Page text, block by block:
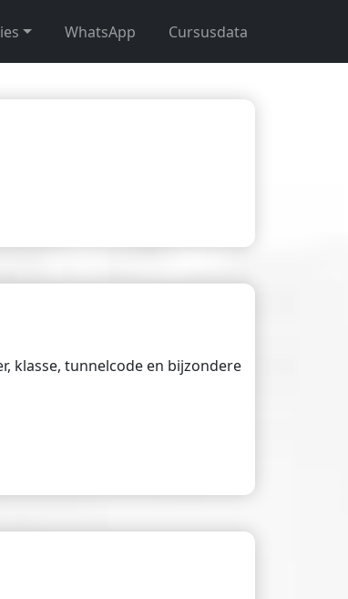
WhatsApp Cursusdata
klasse, tunnelcode en bijzondere